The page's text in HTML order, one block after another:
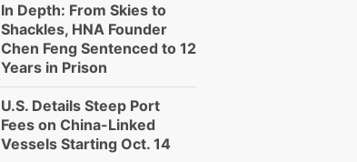
In Depth: From Skies to
Shackles, HNA Founder
Chen Feng Sentenced to 12
Years in Prison
U.S. Details Steep Port
Fees on China-Linked
Vessels Starting Oct. 14